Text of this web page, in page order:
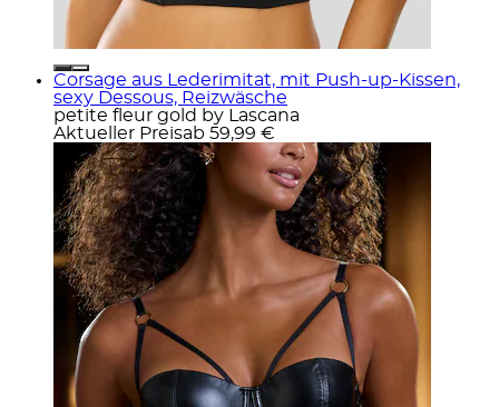
Corsage aus Lederimitat, mit Push-up-Kissen,
sexy Dessous, Reizwäsche
petite fleur gold by Lascana
Aktueller Preisab 59,99 €